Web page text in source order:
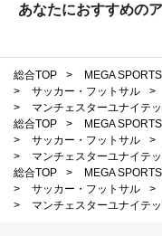
あなたにおすすめの
総合TOP > MEGA SPORTS
>
サッカー・フットサル >
>
マンチェスターユナイテ
総合TOP
> MEGA SPORTS
>
サッカー・フットサル >
>
マンチェスターユナイテ
総合TOP
> MEGA SPORTS
>
サッカー・フットサル >
>
マンチェスターユナイテ